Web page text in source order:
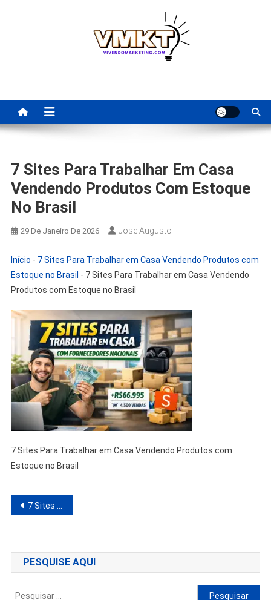
Para Revenda | Vivendo
Marketing
7 Sites Para Trabalhar Em Casa
Vendendo Produtos Com Estoque
No Brasil
29 De Janeiro De 2026 Jose Augusto
Início - 7 Sites Para Trabalhar em Casa Vendendo Produtos com
Estoque no Brasil - 7 Sites Para Trabalhar em Casa Vendendo
Produtos com Estoque no Brasil
7 Sites Para Trabalhar em Casa Vendendo Produtos com
Estoque no Brasil
Navegação
Post
7 Sites Para Trabalhar em Casa Vendendo Produtos com Estoque no Brasil
PESQUISE AQUI
Pesquisar